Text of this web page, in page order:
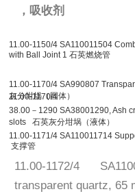
，吸收剂
11.00-1150/4 SA110011504
with Ball Joint 1 石英燃烧管
11.00-1170/4 SA990807
灰分坩埚（固体）
11.00-1170/4
38.00－1290 SA38001290, Ash
slots 石英灰分坩埚（液体）
11.00-1171/4 SA110011714
支撑管
11.00-1172/4
transparent quartz,